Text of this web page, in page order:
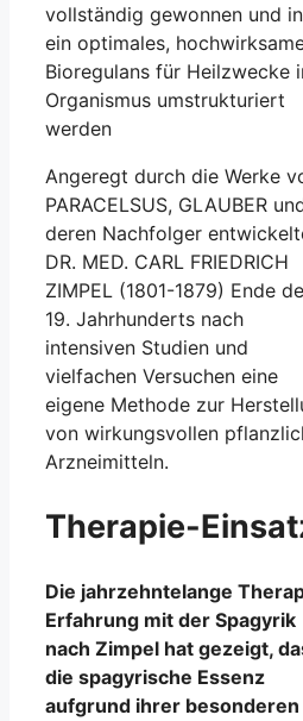
vollständig gewonnen und in
ein optimales,
Bioregulans für Heilzwecke
Organismus umstrukturiert
werden
Angeregt durch die Werke
PARACELSUS, GLAUBER
deren Nachfolger
DR. MED. CARL FRIEDRICH
ZIMPEL (1801-1879) Ende
19. Jahrhunderts nach
intensiven Studien und
vielfachen Versuchen eine
eigene Methode zur
von wirkungsvollen
Arzneimitteln.
Therapie-
Die jahrzehntelange
Erfahrung mit der Spagyrik
nach Zimpel hat gezeigt,
die spagyrische Essenz
aufgrund ihrer besonderen